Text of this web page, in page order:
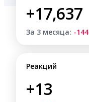
+17,637
За 3 месяца: -144
Реакций
+13